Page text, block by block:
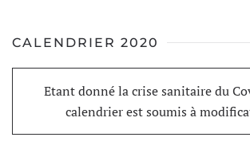
CALENDRIER 2020
Etant donné la crise sanitaire du
calendrier est soumis à